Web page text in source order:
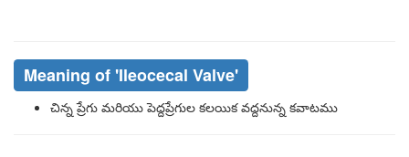
Meaning of 'ileocecal Valve'
చిన్న ప్రేగు మరియు పెద్దప్రేగుల కలయిక వద్దనున్న కవాటము